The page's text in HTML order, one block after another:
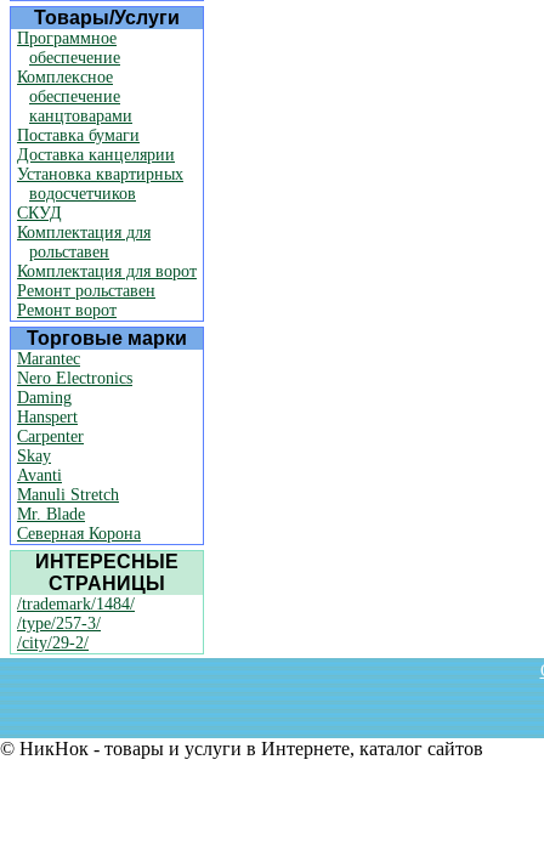
Товары/Услуги
Программное
обеспечение
Комплексное
обеспечение
канцтоварами
Поставка бумаги
Доставка канцелярии
Установка квартирных
водосчетчиков
СКУД
Комплектация для
рольставен
Комплектация для ворот
Ремонт рольставен
Ремонт ворот
Торговые марки
Marantec
Nero Electronics
Daming
Hanspert
Carpenter
Skay
Avanti
Manuli Stretch
Mr. Blade
Северная Корона
ИНТЕРЕСНЫЕ
СТРАНИЦЫ
/trademark/1484/
/type/257-3/
/city/29-2/
© НикНок - товары и услуги в Интернете, каталог сайтов